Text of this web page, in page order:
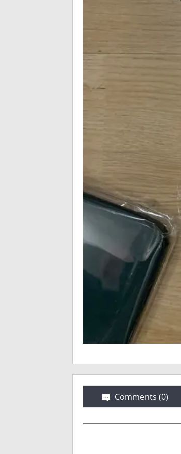
Comments (0)